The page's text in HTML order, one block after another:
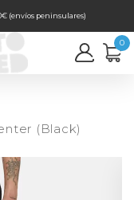
(envíos peninsulares)
0
(Black)